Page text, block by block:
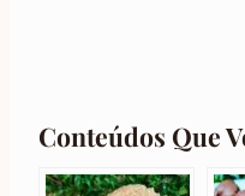
Conteúdos Que